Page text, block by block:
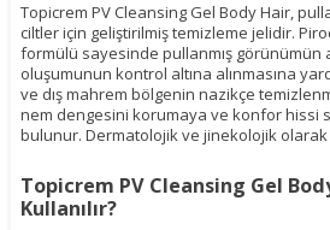
Topicrem PV Cleansing Gel Body Hair,
ciltler için geliştirilmiş temizleme jelidir.
formülü sayesinde pullanmış görünümün
oluşumunun kontrol altına alınmasına
ve dış mahrem bölgenin nazikçe
nem dengesini korumaya ve konfor hissi
bulunur. Dermatolojik ve jinekolojik
Topicrem PV Cleansing Gel
Kullanılır?